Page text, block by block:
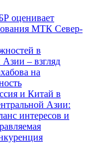
оценивает
МТК Север-
в
– взгляд
на
и Китай в
Азии:
интересов и